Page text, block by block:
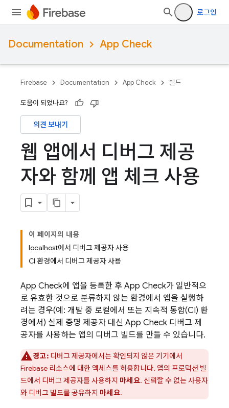
로그인
Documentation App Check
Firebase Documentation App Check 빌드
도움이 되었나요?
의견 보내기
웹 앱에서 디버그 제공
자와 함께 앱 체크 사용
이 페이지의 내용
localhost에서 디버그 제공자 사용
CI 환경에서 디버그 제공자 사용
App Check에 앱을 등록한 후 App Check가 일반적으
로 유효한 것으로 분류하지 않는 환경에서 앱을 실행하
려는 경우(예: 개발 중 로컬에서 또는 지속적 통합(CI) 환
경에서) 실제 증명 제공자 대신 App Check 디버그 제
공자를 사용하는 앱의 디버그 빌드를 만들 수 있습니다.
경고:디버그 제공자에서는 확인되지 않은 기기에서
Firebase 리소스에 대한 액세스를 허용합니다. 앱의 프로덕션 빌
드에서 디버그 제공자를 사용하지 마세요. 신뢰할 수 없는 사용자
와 디버그 빌드를 공유하지 마세요.